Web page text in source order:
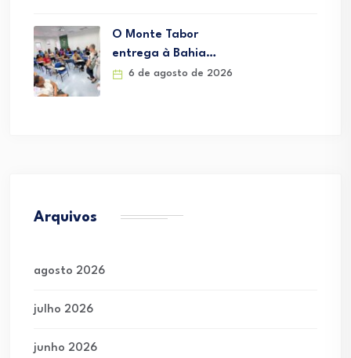
O Monte Tabor
entrega à Bahia…
6 de agosto de 2026
Arquivos
agosto 2026
julho 2026
junho 2026